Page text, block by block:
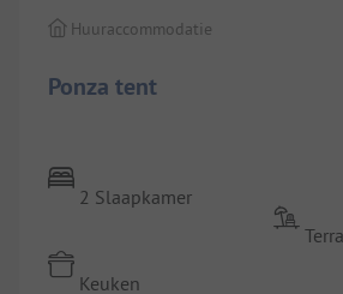
Ponza tent
Huuraccommodatie
2 Slaapkamer
Keuken